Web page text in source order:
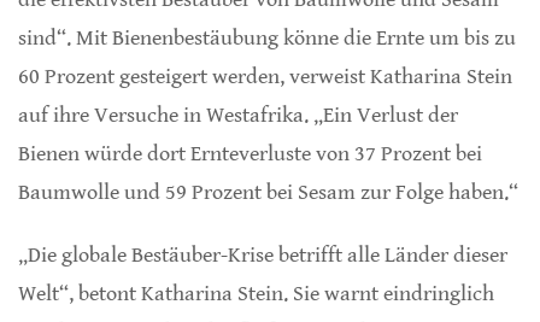
sind“. Mit Bienenbestäubung könne die Ernte um bis zu
60 Prozent gesteigert werden, verweist Katharina Stein
auf ihre Versuche in Westafrika. „Ein Verlust der
Bienen würde dort Ernteverluste von 37 Prozent bei
Baumwolle und 59 Prozent bei Sesam zur Folge haben.“
„Die globale Bestäuber-Krise betrifft alle Länder dieser
Welt“, betont Katharina Stein. Sie warnt eindringlich